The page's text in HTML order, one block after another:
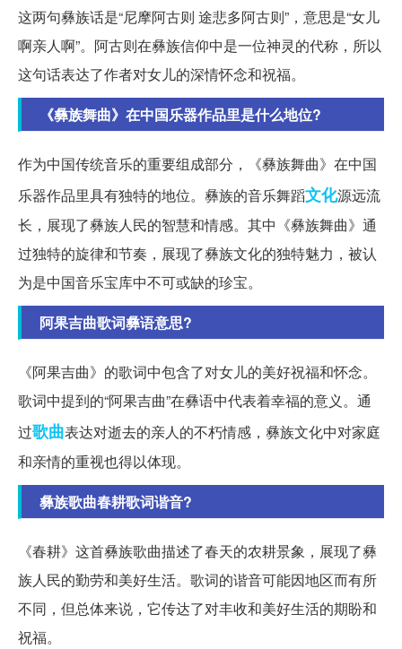
这两句彝族话是“尼摩阿古则 途悲多阿古则”，意思是“女儿
啊亲人啊”。阿古则在彝族信仰中是一位神灵的代称，所以
这句话表达了作者对女儿的深情怀念和祝福。
《彝族舞曲》在中国乐器作品里是什么地位?
作为中国传统音乐的重要组成部分，《彝族舞曲》在中国
乐器作品里具有独特的地位。彝族的音乐舞蹈文化源远流
长，展现了彝族人民的智慧和情感。其中《彝族舞曲》通
过独特的旋律和节奏，展现了彝族文化的独特魅力，被认
为是中国音乐宝库中不可或缺的珍宝。
阿果吉曲歌词彝语意思?
《阿果吉曲》的歌词中包含了对女儿的美好祝福和怀念。
歌词中提到的“阿果吉曲”在彝语中代表着幸福的意义。通
过歌曲表达对逝去的亲人的不朽情感，彝族文化中对家庭
和亲情的重视也得以体现。
彝族歌曲春耕歌词谐音?
《春耕》这首彝族歌曲描述了春天的农耕景象，展现了彝
族人民的勤劳和美好生活。歌词的谐音可能因地区而有所
不同，但总体来说，它传达了对丰收和美好生活的期盼和
祝福。